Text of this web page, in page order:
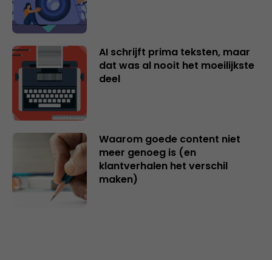
AI schrijft prima teksten, maar
dat was al nooit het moeilijkste
deel
Waarom goede content niet
meer genoeg is (en
klantverhalen het verschil
maken)